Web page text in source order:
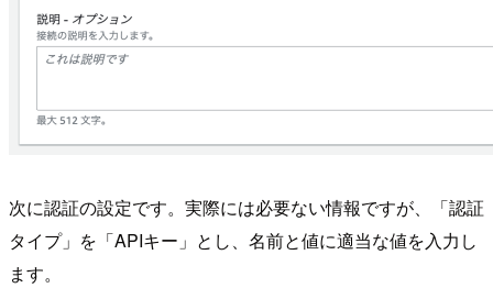
次に認証の設定です。実際には必要ない情報ですが、「認証
タイプ」を「APIキー」とし、名前と値に適当な値を入力し
ます。